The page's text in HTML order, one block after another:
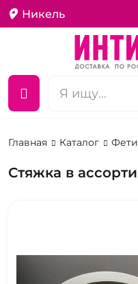
Никель
Главная Каталог
Стяжка в